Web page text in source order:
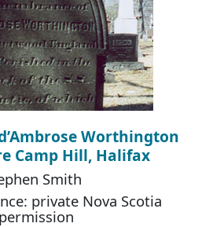
Worthington
Camp Hill, Halifax
Smith
private Nova Scotia